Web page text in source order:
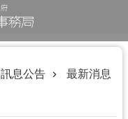
訊息公告 最新消息